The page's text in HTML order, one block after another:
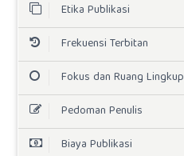
Etika Publikasi
Frekuensi Terbitan
Fokus dan Ruang Lingkup
Pedoman Penulis
Biaya Publikasi